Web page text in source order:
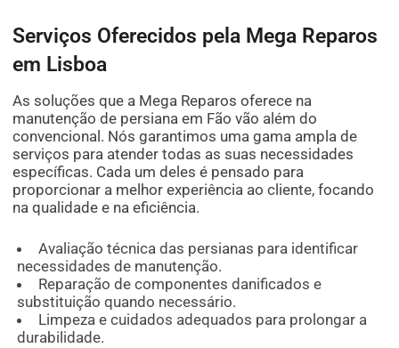
Serviços Oferecidos pela Mega Reparos
em Lisboa
As soluções que a Mega Reparos oferece na
manutenção de persiana em Fão vão além do
convencional. Nós garantimos uma gama ampla de
serviços para atender todas as suas necessidades
específicas. Cada um deles é pensado para
proporcionar a melhor experiência ao cliente, focando
na qualidade e na eficiência.
Avaliação técnica das persianas para identificar
necessidades de manutenção.
Reparação de componentes danificados e
substituição quando necessário.
Limpeza e cuidados adequados para prolongar a
durabilidade.